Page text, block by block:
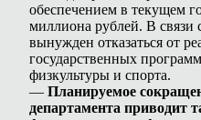
обеспечением в текущем
миллиона рублей. В связи
вынужден отказаться от
государственных
физкультуры и спорта.
— Планируемое
департамента приводит